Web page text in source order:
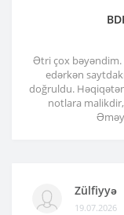
Ətri çox bəyəndim.
edərkən
doğruldu.
notlara
Zülfiyyə
19.07.2026